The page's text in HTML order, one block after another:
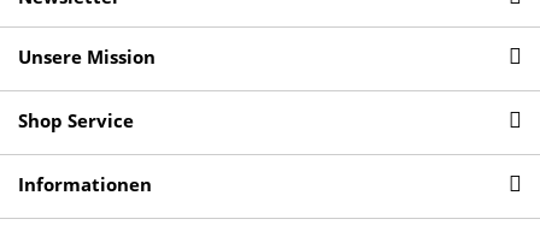
Unsere Mission
Shop Service
Informationen